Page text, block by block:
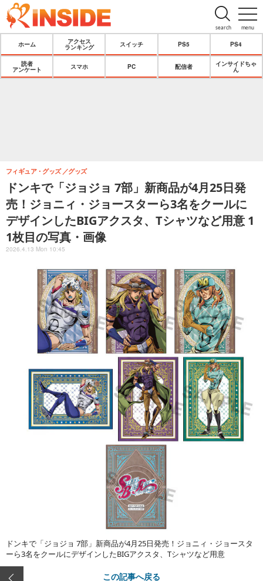
menu
search
ホーム
アクセス
ランキング
スイッチ PS5 PS4
読者
アンケート
スマホ PC 配信者
インサイドちゃ
ん
ドンキで「ジョジョ 7部」新商品が4月25日発
売！ジョニィ・ジョースターら3名をクールに
デザインしたBIGアクスタ、Tシャツなど用意 1
1枚目の写真・画像
フィギュア・グッズ グッズ
2026.4.13 Mon 10:45
ドンキで「ジョジョ 7部」新商品が4月25日発売！ジョニィ・ジョースタ
ーら3名をクールにデザインしたBIGアクスタ、Tシャツなど用意
この記事へ戻る